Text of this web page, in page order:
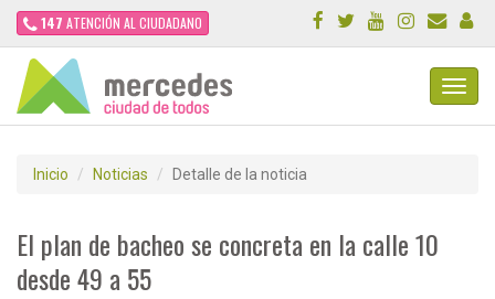
147 ATENCIÓN AL CIUDADANO
Inicio Noticias Detalle de la noticia
El plan de bacheo se concreta en la calle 10
desde 49 a 55